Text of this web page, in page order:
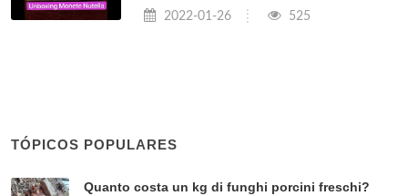
2022-01-26 525
TÓPICOS POPULARES
Quanto costa un kg di funghi porcini freschi?